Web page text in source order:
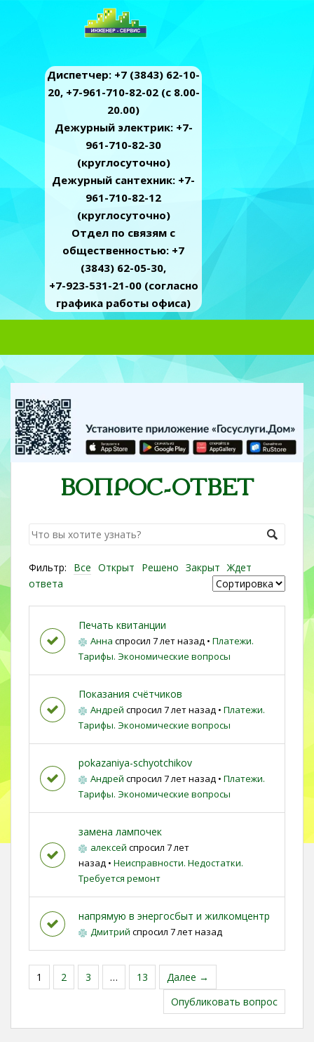
Диспетчер: +7 (3843) 62-10-
20, +7-961-710-82-02 (c 8.00-
20.00)
Дежурный электрик: +7-
961-710-82-30
(круглосуточно)
Дежурный сантехник: +7-
961-710-82-12
(круглосуточно)
Отдел по связям с
общественностью: +7
(3843) 62-05-30,
+7-923-531-21-00 (согласно
графика работы офиса)
i
n
t
ВОПРОС-ОТВЕТ
Фильтр: Все Открыт Решено Закрыт Ждет
ответа
Печать квитанции
Анна спросил 7 лет назад • Платежи.
Тарифы. Экономические вопросы
Показания счётчиков
Андрей спросил 7 лет назад • Платежи.
Тарифы. Экономические вопросы
pokazaniya-schyotchikov
Андрей спросил 7 лет назад • Платежи.
Тарифы. Экономические вопросы
замена лампочек
алексей спросил 7 лет
назад • Неисправности. Недостатки.
Требуется ремонт
напрямую в энергосбыт и жилкомцентр
Дмитрий спросил 7 лет назад
1 2 3 … 13
Далее →
Опубликовать вопрос